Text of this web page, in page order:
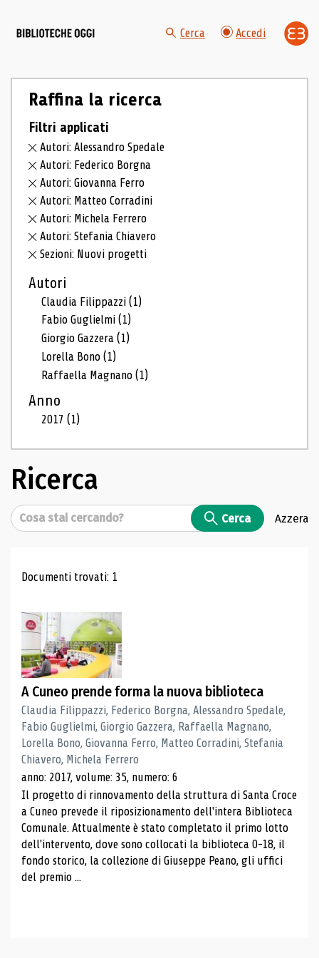
Cerca Accedi
Raffina la ricerca
Filtri applicati
Autori: Alessandro Spedale
Autori: Federico Borgna
Autori: Giovanna Ferro
Autori: Matteo Corradini
Autori: Michela Ferrero
Autori: Stefania Chiavero
Sezioni: Nuovi progetti
Autori
Claudia Filippazzi(1)
Fabio Guglielmi(1)
Giorgio Gazzera(1)
Lorella Bono(1)
Raffaella Magnano(1)
Anno
2017(1)
Ricerca
Cerca Cerca Azzera
Risultati di ricerca
Documenti trovati: 1
A Cuneo prende forma la nuova biblioteca
Claudia Filippazzi, Federico Borgna, Alessandro Spedale,
Fabio Guglielmi, Giorgio Gazzera, Raffaella Magnano,
Lorella Bono, Giovanna Ferro, Matteo Corradini, Stefania
Chiavero, Michela Ferrero
anno: 2017, volume: 35, numero: 6
Il progetto di rinnovamento della struttura di Santa Croce
a Cuneo prevede il riposizionamento dell'intera Biblioteca
Comunale. Attualmente è stato completato il primo lotto
dell'intervento, dove sono collocati la biblioteca 0-18, il
fondo storico, la collezione di Giuseppe Peano, gli uffici
del premio ...